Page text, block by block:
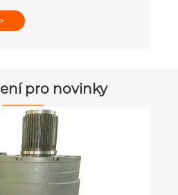
pro novinky